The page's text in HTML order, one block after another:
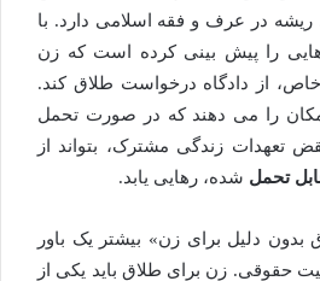
ریشه در عرف و فقه اسلامی دارد. با
هایی را پیش بینی کرده است که زن
خاص، از دادگاه درخواست طلاق کند.
را می دهند که در صورت تحمل
تعهدات زندگی مشترک، بتواند از
تحمل شده، رهایی یابد.
بدون دلیل برای زن» بیشتر یک باور
حقوقی. زن برای طلاق باید یکی از